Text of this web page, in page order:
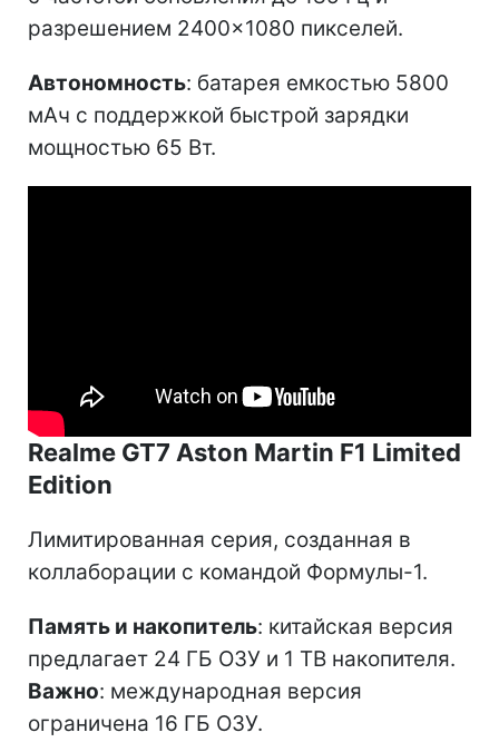
разрешением 2400×1080 пикселей.
Автономность: батарея емкостью 5800
мАч с поддержкой быстрой зарядки
мощностью 65 Вт.
Realme GT7 Aston Martin F1 Limited
Edition
Лимитированная серия, созданная в
коллаборации с командой Формулы-1.
Память и накопитель: китайская версия
предлагает 24 ГБ ОЗУ и 1 ТВ накопителя.
Важно: международная версия
ограничена 16 ГБ ОЗУ.